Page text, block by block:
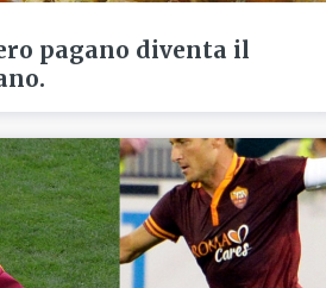
pagano diventa il